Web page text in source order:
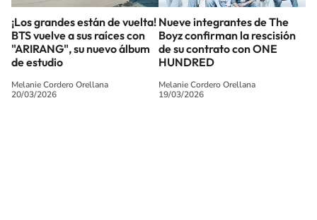
¡Los grandes están de vuelta!
BTS vuelve a sus raíces con
"ARIRANG", su nuevo álbum
de estudio
Melanie Cordero Orellana
20/03/2026
Nueve integrantes de The
Boyz confirman la rescisión
de su contrato con ONE
HUNDRED
Melanie Cordero Orellana
19/03/2026